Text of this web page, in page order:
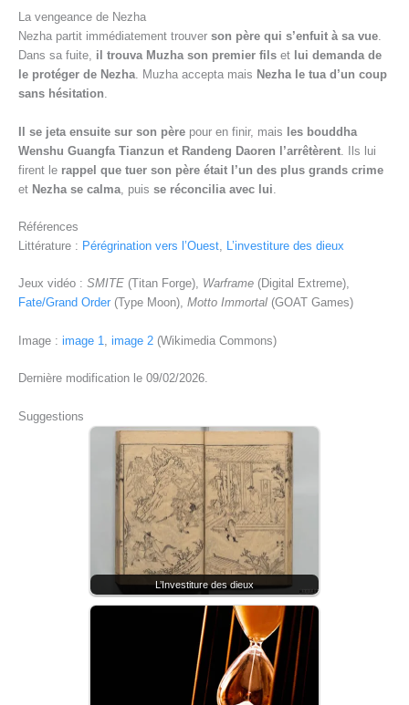
La vengeance de Nezha
Nezha partit immédiatement trouver son père qui s’enfuit à sa vue.
Dans sa fuite, il trouva Muzha son premier fils et lui demanda de
le protéger de Nezha. Muzha accepta mais Nezha le tua d’un coup
sans hésitation.
Il se jeta ensuite sur son père pour en finir, mais les bouddha
Wenshu Guangfa Tianzun et Randeng Daoren l’arrêtèrent . Ils lui
firent le rappel que tuer son père était l’un des plus grands crime
et Nezha se calma , puis se réconcilia avec lui
Références
Littérature : Pérégrination vers l’Ouest, L’investiture des dieux
Jeux vidéo : SMITE (Titan Forge), Warframe (Digital Extreme),
Fate/Grand Order (Type Moon), Motto Immortal (GOAT Games)
Image : image 1 image 2 (Wikimedia Commons)
Dernière modification le 09/02/2026.
Suggestions
L’Investiture des dieux